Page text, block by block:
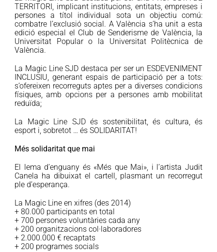
TERRITORI, implicant institucions, entitats, empreses i
persones a títol individual sota un objectiu comú:
combatre l’exclusió social. A València s’ha unit a esta
edició especial el Club de Senderisme de València, la
Universitat Popular o la Universitat Politècnica de
València.
La Magic Line SJD destaca per ser un ESDEVENIMENT
INCLUSIU, generant espais de participació per a tots:
s’ofereixen recorreguts aptes per a diverses condicions
físiques, amb opcions per a persones amb mobilitat
reduïda;
La Magic Line SJD és sostenibilitat, és cultura, és
esport i, sobretot … és SOLIDARITAT!
Més solidaritat que mai
El lema d’enguany és «Més que Mai», i l’artista Judit
Canela ha dibuixat el cartell, plasmant un recorregut
ple d’esperança.
La Magic Line en xifres (des 2014)
+ 80.000 participants en total
+ 700 persones voluntàries cada any
+ 200 organitzacions col·laboradores
+ 2.000.000 € recaptats
+ 200 programes socials